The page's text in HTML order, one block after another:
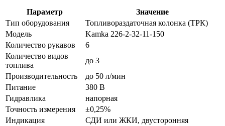
Параметр
Значение
Тип оборудования
Топливораздаточная колонка (ТРК)
Модель
Kamka 226-2-32-11-150
Количество рукавов
6
Количество видов
топлива
до 3
Производительность
до 50 л/мин
Питание
380 В
Гидравлика
напорная
Точность измерения
±0,25%
Индикация
СДИ или ЖКИ, двусторонняя